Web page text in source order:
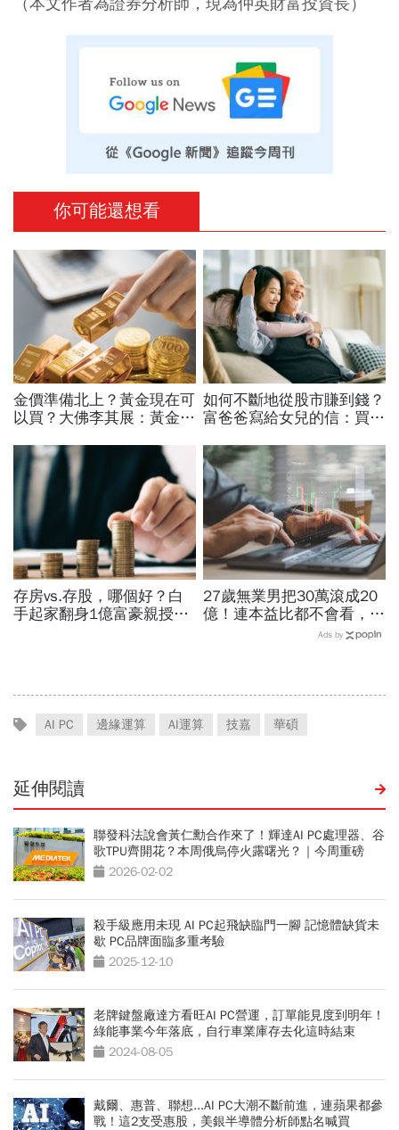
你可能還想看
金價準備北上？黃金現在可
以買？大佛李其展：黃金價
瑞銀3理由喊5000美元不遠
了
如何不斷地從股市賺到錢？
富爸爸寫給女兒的信：買股
存房vs.存股，哪個好？白
手起家翻身1億富豪親授：
27歲無業男把30萬滾成20
億！連本益比都不會看，氣
死一堆金融專家…財產5年
Ads by
AI PC 邊緣運算 AI運算 技嘉 華碩
延伸閱讀
聯發科法說會黃仁勳合作來了！輝達AI PC處理器、谷
歌TPU齊開花？本周俄烏停火露曙光？｜今周重磅
2026-02-02
殺手級應用未現 AI PC起飛缺臨門一腳 記憶體缺貨未
歇 PC品牌面臨多重考驗
2025-12-10
老牌鍵盤廠達方看旺AI PC營運，訂單能見度到明年！
綠能事業今年落底，自行車業庫存去化這時結束
2024-08-05
戴爾、惠普、聯想...AI PC大潮不斷前進，連蘋果都參
戰！這2支受惠股，美銀半導體分析師點名喊買